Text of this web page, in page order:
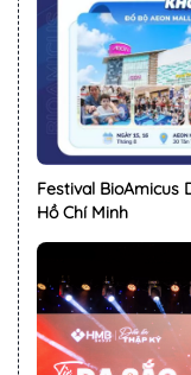
Festival BioAmicus
Hồ Chí Minh